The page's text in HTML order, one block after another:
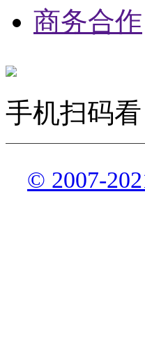
商务合作
手机扫码看
© 2007-